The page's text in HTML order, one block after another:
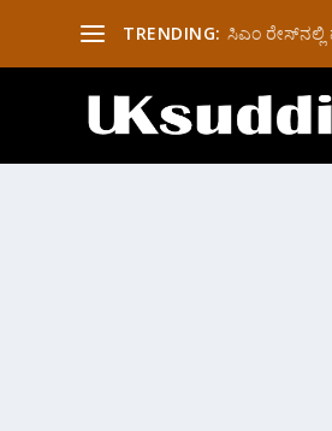
TRENDING: ಸಿಎಂ